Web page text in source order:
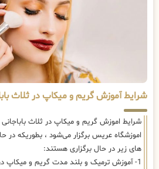
شرایط آموزش گریم و میکاپ در ثلاث
شرایط اموزش گریم و میکاپ در ثلاث
اموزشگاه عریس برگزار می‌شود ، بطوریکه در
های زیر در حال برگزاری هستند: